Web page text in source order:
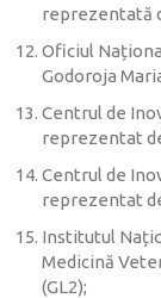
reprezentată
Oficiul
Godoroja
Centrul de
reprezentat
Centrul de
reprezentat
Institutul
Medicină
(GL2);